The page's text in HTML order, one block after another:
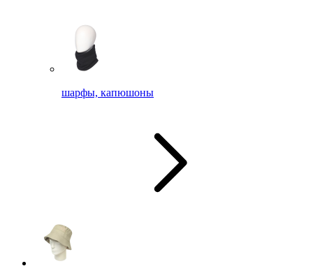
шарфы, капюшоны